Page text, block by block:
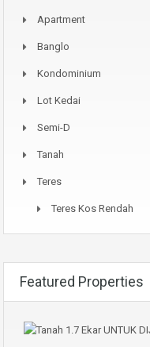
Apartment
Banglo
Kondominium
Lot Kedai
Semi-D
Tanah
Teres
Teres Kos Rendah
Featured Properties